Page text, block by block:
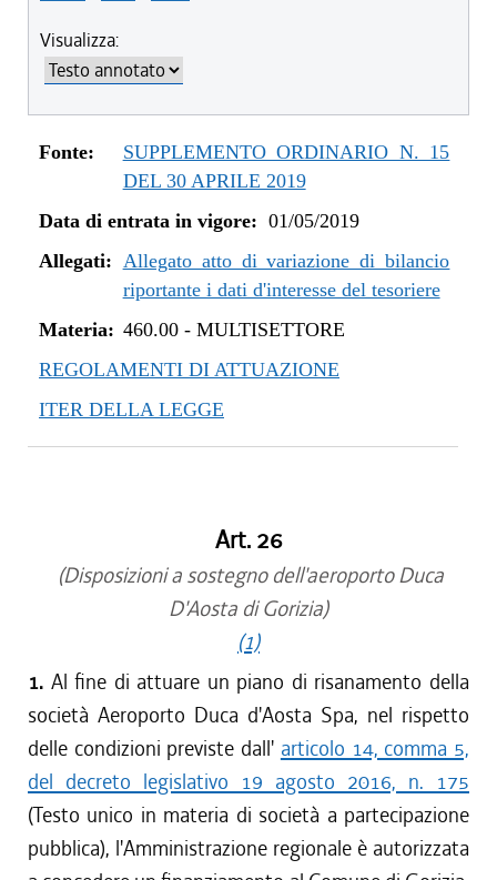
dal 12/08/2021 al 05/11/2021
dal 26/02/2021 al 11/08/2021
dal 02/07/2020 al 25/02/2021
dal 01/01/2020 al 01/07/2020
dal 07/11/2019 al 31/12/2019
dal 01/05/2019 al 10/07/2019
Visualizza:
Fonte:
SUPPLEMENTO ORDINARIO N. 15
DEL 30 APRILE 2019
Data di entrata in vigore: 01/05/2019
Allegati: Allegato atto di variazione di bilancio
riportante i dati d'interesse del tesoriere
Materia: 460.00- MULTISETTORE
REGOLAMENTI DI ATTUAZIONE
ITER DELLA LEGGE
Art. 26
(Disposizioni a sostegno dell'aeroporto Duca
D'Aosta di Gorizia)
(1)
1. Al fine di attuare un piano di risanamento della
società Aeroporto Duca d'Aosta Spa, nel rispetto
delle condizioni previste dall' articolo 14, comma 5,
del decreto legislativo 19 agosto 2016, n. 175
(Testo unico in materia di società a partecipazione
pubblica), l'Amministrazione regionale è autorizzata